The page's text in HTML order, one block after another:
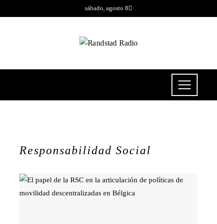
sábado, agosto 8
Responsabilidad Social